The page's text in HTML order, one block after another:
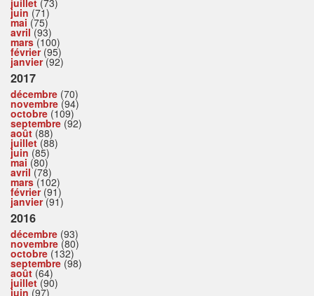
juillet (73)
juin (71)
mai (75)
avril(93)
mars(100)
février(95)
janvier(92)
2017
décembre (70)
novembre (94)
octobre (109)
septembre (92)
août (88)
juillet(88)
juin (85)
mai (80)
avril(78)
mars(102)
février(91)
janvier(91)
2016
décembre (93)
novembre (80)
octobre (132)
septembre (98)
août (64)
juillet(90)
juin (97)